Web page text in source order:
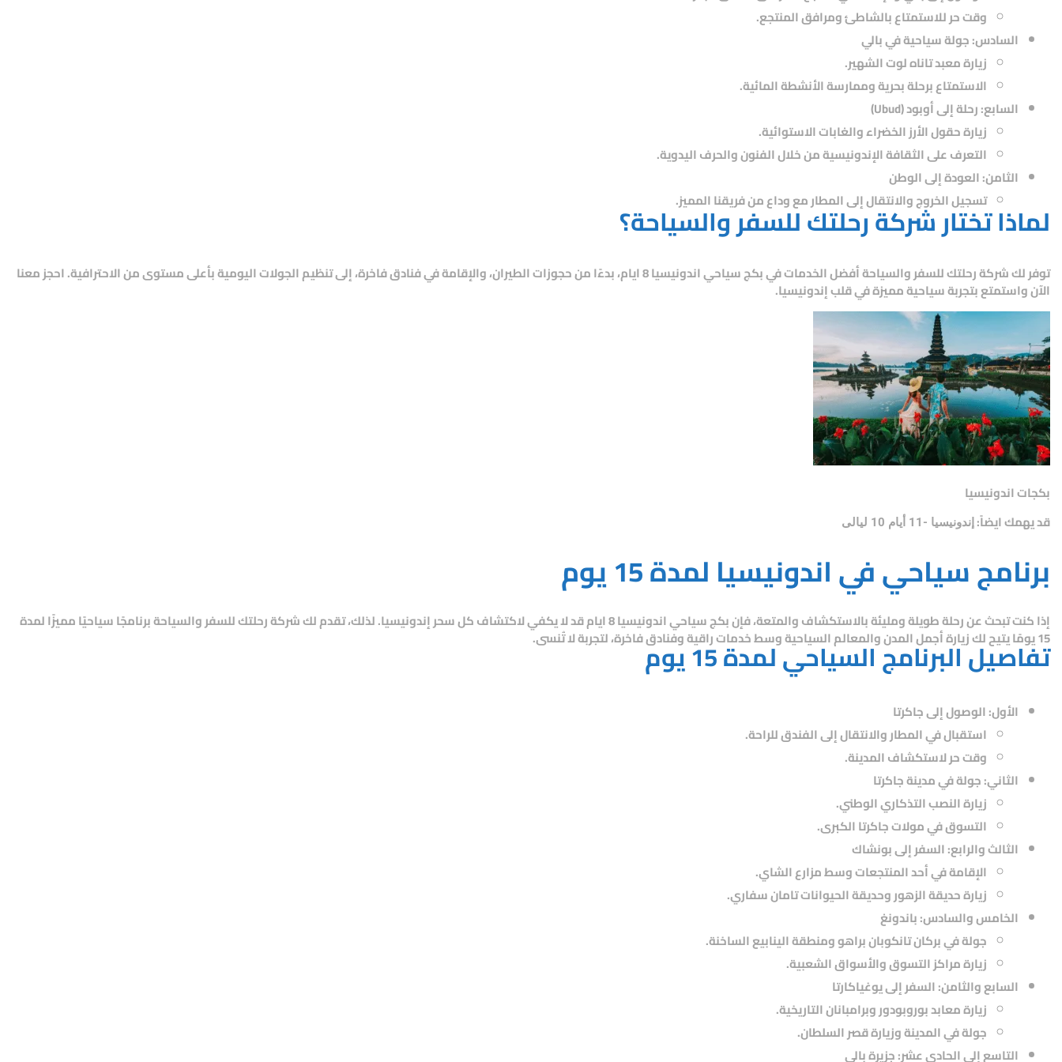
وقت حر للاستمتاع بالشاطئ ومرافق المنتجع.
السادس: جولة سياحية في بالي
زيارة معبد تاناه لوت الشهير.
الاستمتاع برحلة بحرية وممارسة الأنشطة المائية.
السابع: رحلة إلى أوبود (Ubud)
زيارة حقول الأرز الخضراء والغابات الاستوائية.
التعرف على الثقافة الإندونيسية من خلال الفنون والحرف اليدوية.
الثامن: العودة إلى الوطن
تسجيل الخروج والانتقال إلى المطار مع وداع من فريقنا المميز.
لماذا تختار شركة رحلتك للسفر والسياحة؟
توفر لكشركة رحلتك للسفر والسياحةأفضل الخدمات فيبكج سياحي اندونيسيا 8 ايام ، بدءًا من حجوزات الطيران، والإقامة في فنادق فاخرة، إلى تنظيم الجولات اليومية بأعلى مستوى من الاحترافية. احجز معنا
الآن واستمتع بتجربة سياحية مميزة في قلب إندونيسيا.
بكجات اندونيسيا
قد يهمك ايضاً: إندونيسيا -11 أيام 10 ليالى
برنامج سياحي في اندونيسيا لمدة 15 يوم
إذا كنت تبحث عن رحلة طويلة ومليئة بالاستكشاف والمتعة، فإنبكج سياحي اندونيسيا 8 ايام قد لا يكفي لاكتشاف كل سحر إندونيسيا. لذلك، تقدم لكشركة رحلتك للسفر والسياحةبرنامجًا سياحيًا مميزًا لمدة
15 يومًا يتيح لك زيارة أجمل المدن والمعالم السياحية وسط خدمات راقية وفنادق فاخرة، لتجربة لا تُنسى.
تفاصيل البرنامج السياحي لمدة 15 يوم
الأول: الوصول إلى جاكرتا
استقبال في المطار والانتقال إلى الفندق للراحة.
وقت حر لاستكشاف المدينة.
الثاني: جولة في مدينة جاكرتا
زيارة النصب التذكاري الوطني.
التسوق في مولات جاكرتا الكبرى.
الثالث والرابع: السفر إلى بونشاك
الإقامة في أحد المنتجعات وسط مزارع الشاي.
زيارة حديقة الزهور وحديقة الحيوانات تامان سفاري.
الخامس والسادس: باندونغ
جولة في بركان تانكوبان براهو ومنطقة الينابيع الساخنة.
زيارة مراكز التسوق والأسواق الشعبية.
السابع والثامن: السفر إلى يوغياكارتا
زيارة معابد بوروبودور وبرامبانان التاريخية.
جولة في المدينة وزيارة قصر السلطان.
التاسع إلى الحادي عشر: جزيرة بالي